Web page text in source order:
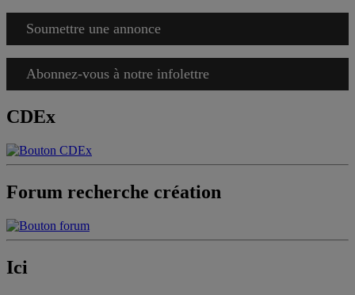
Soumettre une annonce
Abonnez-vous à notre infolettre
CDEx
Forum recherche création
Ici